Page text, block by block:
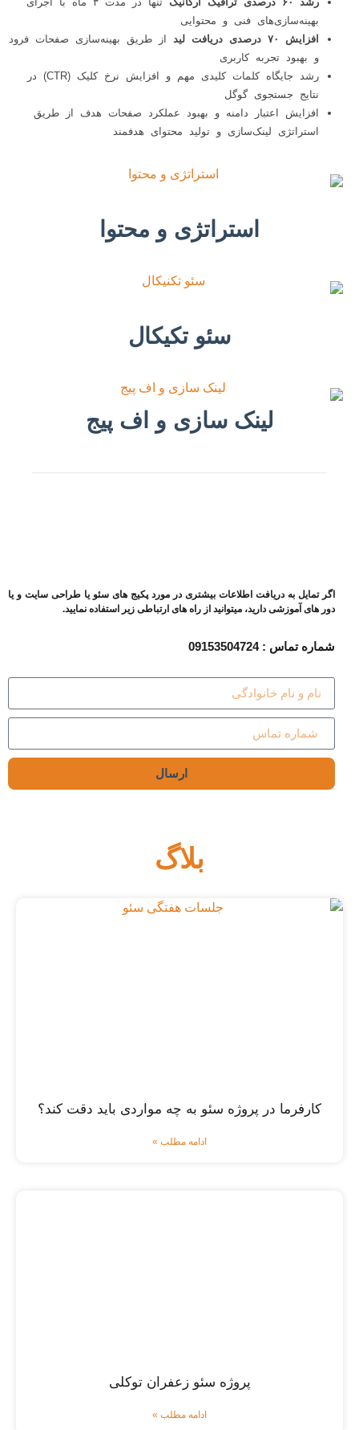
بهینه‌سازی‌های فنی و محتوایی
افزایش ۷۰ درصدی دریافت لید
از طریق بهینه‌سازی صفحات فرود
و بهبود تجربه کاربری
رشد جایگاه کلمات کلیدی مهم و افزایش نرخ کلیک (CTR) در
نتایج جستجوی گوگل
افزایش اعتبار دامنه و بهبود عملکرد صفحات هدف از طریق
استراتژی لینک‌سازی و تولید محتوای هدفمند
استراتژی و محتوا
سئو تکیکال
لینک سازی و اف پیج
اگر تمایل به دریافت اطلاعات بیشتری در مورد پکیج های سئو یا طراحی سایت و یا
دور های آموزشی دارید، میتوانید از راه های ارتباطی زیر استفاده نمایید.
شماره تماس : 09153504724
ارسال
بلاگ
کارفرما در پروژه سئو به چه مواردی باید دقت کند؟
ادامه مطلب »
پروژه سئو زعفران توکلی
ادامه مطلب »